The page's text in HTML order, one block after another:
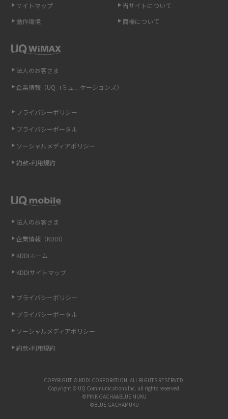
ポケット型Wi-Fi（モバイルWi-Fi）とは？おススメする方の特徴や選び方を
点も解説
ギガバイト（GB）とは？1GBの目安やギガが足りない時の対処法を紹介
Wi-Fi 6とは？Wi-Fi 5との違いやメリットと注意点、規格の種類も解説
光ファイバーとは？仕組みやメリット・デメリットを初心者向けにわかり
やすく解説
ストリーミング再生とは？ダウンロードとの違いやメリット・デメリット
引っ越し費用の相場は？ひとり暮らしや家族の場合の目安や費用を抑える
UQ WiMAXの評判は？特徴やメリット・デメリットを口コミと併せて紹介
サイトマップ
当サイトについて
動作環境
商標について
法人のお客さま
企業情報（KDDI）
KDDIホーム
KDDIサイトマップ
プライバシーポリシー
プライバシーポータル
ソーシャルメディアポリシー
約款•利用規約
法人のお客さま
企業情報（UQコミュニケーションズ）
プライバシーポリシー
プライバシーポータル
ソーシャルメディアポリシー
約款•利用規約
COPYRIGHT © KDDI CORPORATION, ALL RIGHTS RESERVED.
Copyright © UQ Communications Inc. all rights reserved.
©PINK GACHA&BLUE MUKU
©BLUE GACHAMUKU